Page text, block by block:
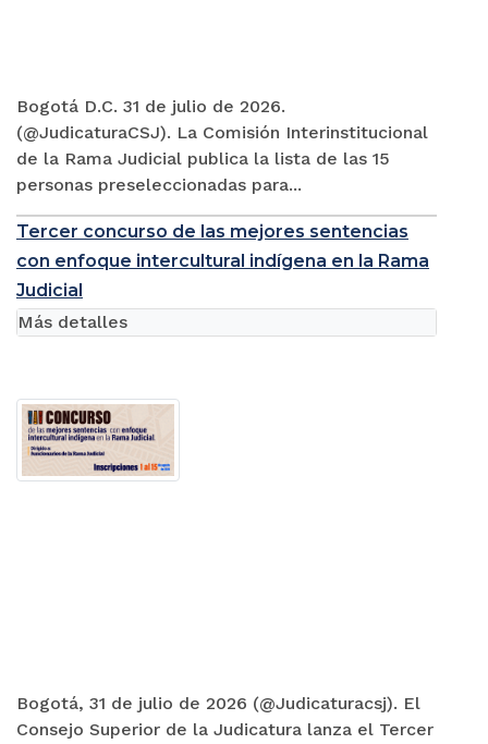
Bogotá D.C. 31 de julio de 2026.
(@JudicaturaCSJ). La Comisión Interinstitucional
de la Rama Judicial publica la lista de las 15
personas preseleccionadas para...
Tercer concurso de las mejores sentencias
con enfoque intercultural indígena en la Rama
Judicial
Bogotá, 31 de julio de 2026 (@Judicaturacsj). El
Consejo Superior de la Judicatura lanza el Tercer
Más detalles